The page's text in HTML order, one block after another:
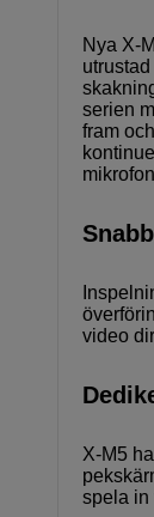
Nya X-
serien
fram
video
X-M5
spela in